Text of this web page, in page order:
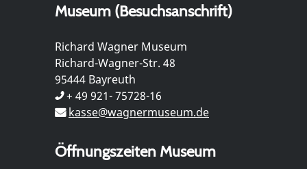
Museum (Besuchsanschrift)
Richard Wagner Museum
Richard-Wagner-Str. 48
95444 Bayreuth
+ 49 921- 75728-16
kasse@wagnermuseum.de
Öffnungszeiten Museum